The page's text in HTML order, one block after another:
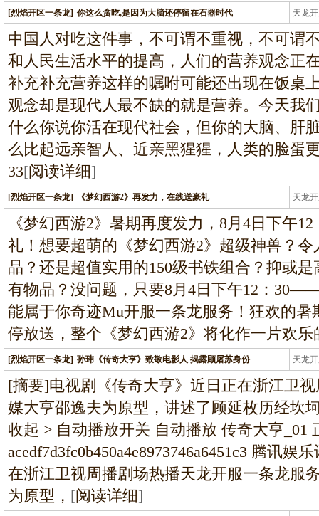
[烈焰开区一条龙] 你这么贪吃,是因为大脑还停留在石器时代 天龙
龙
中国人对吃这件事，不可谓不重视，不可谓
和人民生活水平的提高，人们的营养观念正
补充补充营养这样的嘱咐可能还出现在饭桌
观念却是现代人最不缺的就是营养。今天我
什么你说你活在现代社会，但你的大脑、肝
么比起远亲智人、近亲黑猩猩，人类的脸蛋
33[阅读详细]
[烈焰开区一条龙] 《梦幻西游2》再发力，在线送豪礼 天龙
龙
《梦幻西游2》暑期再度发力，8月4日下午
礼！想要超萌的《梦幻西游2》超级神兽？
品？还是超值实用的150级书铁组合？抑或
有物品？没问题，只要8月4日下午12：
能属于你奇迹Mu开服一条龙服务！狂欢的
停放送，整个《梦幻西游2》将化作一片欢乐
[烈焰开区一条龙] 孙玮《传奇大亨》致敬电影人 揭露顾屠苏身份 天龙
龙
[摘要]电视剧《传奇大亨》近日正在浙江卫
媒大亨邵逸夫为原型，讲述了顾延枚历经坎
收起 > 自动播放开关 自动播放 传奇大
acedf7d3fc0b450a4e8973746a6451c3 腾讯娱
在浙江卫视周播剧场热播天龙开服一条龙服
为原型， [阅读详细]